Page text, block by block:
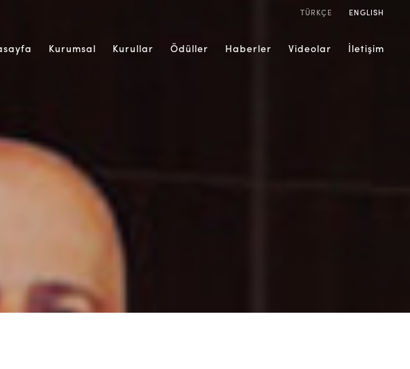
ENGLISH
TÜRKÇE
Kurumsal Kurullar Ödüller Haberler Videolar İletişim